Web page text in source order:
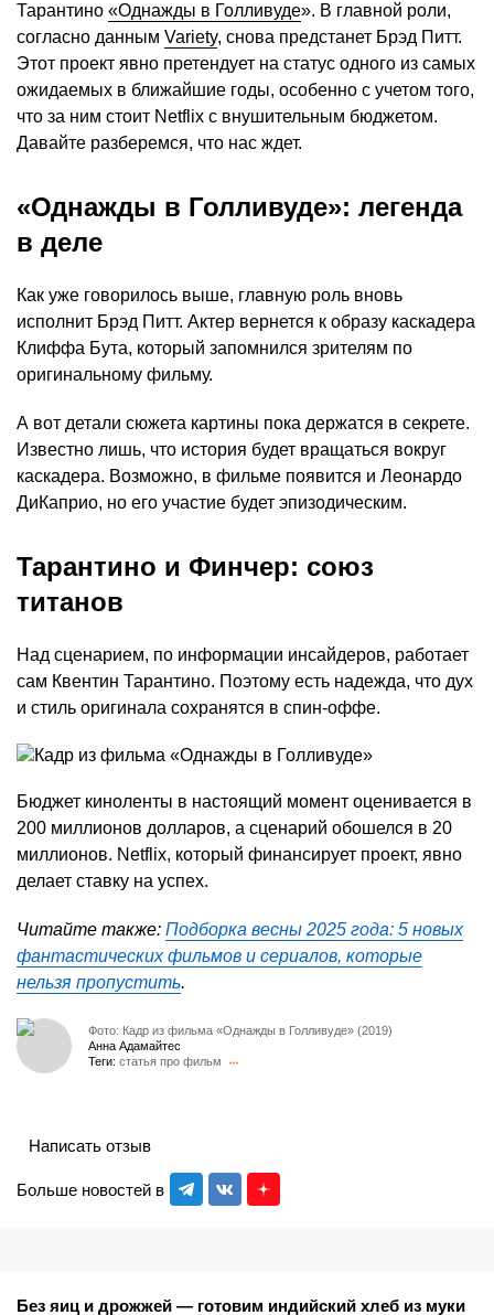
Тарантино «Однажды в Голливуде». В главной роли,
согласно данным Variety, снова предстанет Брэд Питт.
Этот проект явно претендует на статус одного из самых
ожидаемых в ближайшие годы, особенно с учетом того,
что за ним стоит Netflix с внушительным бюджетом.
Давайте разберемся, что нас ждет.
«Однажды в Голливуде»: легенда
в деле
Как уже говорилось выше, главную роль вновь
исполнит Брэд Питт. Актер вернется к образу каскадера
Клиффа Бута, который запомнился зрителям по
оригинальному фильму.
А вот детали сюжета картины пока держатся в секрете.
Известно лишь, что история будет вращаться вокруг
каскадера. Возможно, в фильме появится и Леонардо
ДиКаприо, но его участие будет эпизодическим.
Тарантино и Финчер: союз
титанов
Над сценарием, по информации инсайдеров, работает
сам Квентин Тарантино. Поэтому есть надежда, что дух
и стиль оригинала сохранятся в спин-оффе.
Бюджет киноленты в настоящий момент оценивается в
200 миллионов долларов, а сценарий обошелся в 20
миллионов. Netflix, который финансирует проект, явно
делает ставку на успех.
Читайте также: Подборка весны 2025 года: 5 новых
фантастических фильмов и сериалов, которые
нельзя пропустить.
Фото: Кадр из фильма «Однажды в Голливуде» (2019)
Анна Адамайтес
Теги: статья про фильм
Больше новостей в
Написать отзыв
Без яиц и дрожжей — готовим индийский хлеб из муки